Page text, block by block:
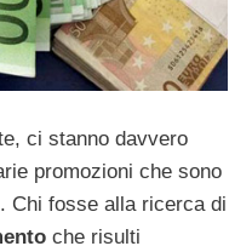
ci stanno davvero
promozioni che sono
Chi fosse alla ricerca di
che risulti